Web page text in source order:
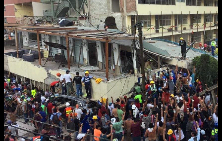
Facebook X Pinterest WhatsApp